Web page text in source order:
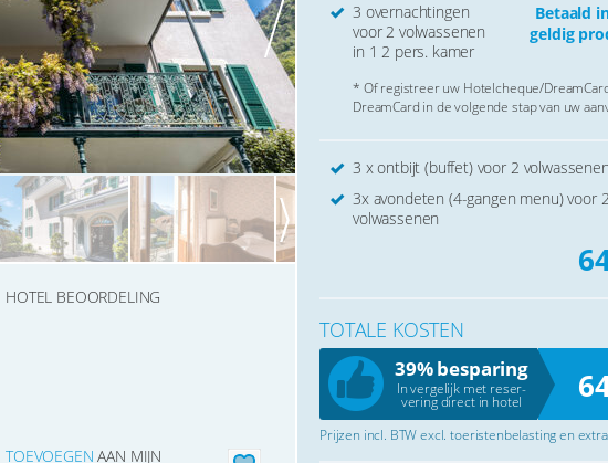
HOTEL BEOORDELING
TOEVOEGEN AAN MIJN
3 overnachtingen
voor 2 volwassenen
in 1 2 pers. kamer
Betaald
geldig
* Of registreer uw Hotelcheque/
DreamCard in de volgende stap van uw
3 x ontbijt (buffet) voor 2 volwassenen
3x avondeten (4-gangen menu) voor 2
volwassenen
TOTALE KOSTEN
39% besparing
In vergelijk met reser-
vering direct in hotel
Prijzen incl. BTW excl. toeristenbelasting en